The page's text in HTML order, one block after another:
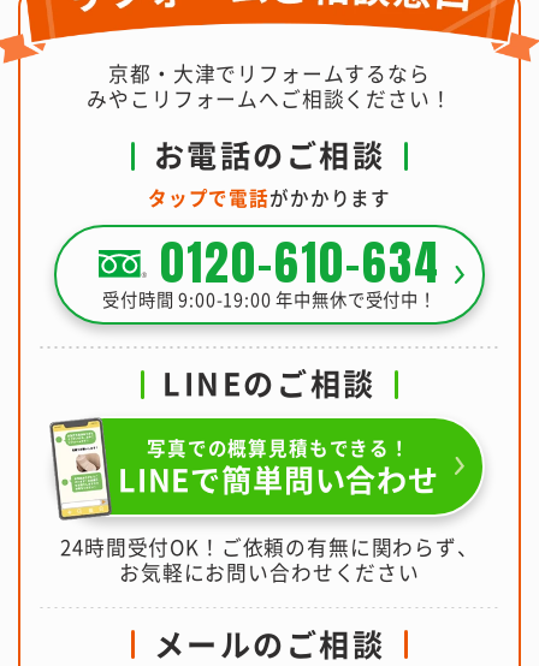
京都・大津でリフォームするなら
みやこリフォームへご相談ください！
お電話のご相談
タップで電話がかかります
0120-610-634
受付時間 9:00-19:00 年中無休で受付中！
LINEのご相談
写真での概算見積もできる！
LINEで簡単問い合わせ
24時間受付OK！ご依頼の有無に関わらず、
お気軽にお問い合わせください
メールのご相談